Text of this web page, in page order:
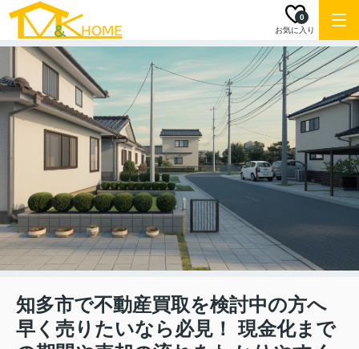
お気に入り
0
知多市で不動産買取を検討中の方へ
早く売りたいなら必見！ 現金化まで